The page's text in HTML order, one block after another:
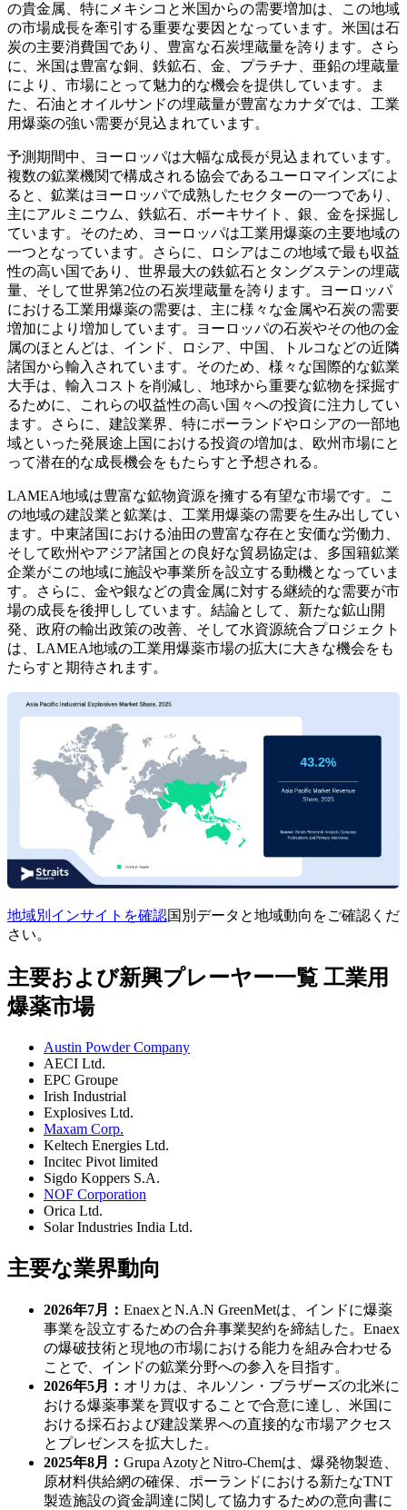
の貴金属、特にメキシコと米国からの需要増加は、この地域
の市場成長を牽引する重要な要因となっています。米国は石
炭の主要消費国であり、豊富な石炭埋蔵量を誇ります。さら
に、米国は豊富な銅、鉄鉱石、金、プラチナ、亜鉛の埋蔵量
により、市場にとって魅力的な機会を提供しています。ま
た、石油とオイルサンドの埋蔵量が豊富なカナダでは、工業
用爆薬の強い需要が見込まれています。
予測期間中、ヨーロッパは大幅な成長が見込まれています。
複数の鉱業機関で構成される協会であるユーロマインズによ
ると、鉱業はヨーロッパで成熟したセクターの一つであり、
主にアルミニウム、鉄鉱石、ボーキサイト、銀、金を採掘し
ています。そのため、ヨーロッパは工業用爆薬の主要地域の
一つとなっています。さらに、ロシアはこの地域で最も収益
性の高い国であり、世界最大の鉄鉱石とタングステンの埋蔵
量、そして世界第2位の石炭埋蔵量を誇ります。ヨーロッパ
における工業用爆薬の需要は、主に様々な金属や石炭の需要
増加により増加しています。ヨーロッパの石炭やその他の金
属のほとんどは、インド、ロシア、中国、トルコなどの近隣
諸国から輸入されています。そのため、様々な国際的な鉱業
大手は、輸入コストを削減し、地球から重要な鉱物を採掘す
るために、これらの収益性の高い国々への投資に注力してい
ます。さらに、建設業界、特にポーランドやロシアの一部地
域といった発展途上国における投資の増加は、欧州市場にと
って潜在的な成長機会をもたらすと予想される。
LAMEA地域は豊富な鉱物資源を擁する有望な市場です。こ
の地域の建設業と鉱業は、工業用爆薬の需要を生み出してい
ます。中東諸国における油田の豊富な存在と安価な労働力、
そして欧州やアジア諸国との良好な貿易協定は、多国籍鉱業
企業がこの地域に施設や事業所を設立する動機となっていま
す。さらに、金や銀などの貴金属に対する継続的な需要が市
場の成長を後押ししています。結論として、新たな鉱山開
発、政府の輸出政策の改善、そして水資源統合プロジェクト
は、LAMEA地域の工業用爆薬市場の拡大に大きな機会をも
たらすと期待されます。
地域別インサイトを確認国別データと地域動向をご確認くだ
さい。
主要および新興プレーヤー一覧 工業用
爆薬市場
Austin Powder Company
AECI Ltd.
EPC Groupe
Irish Industrial
Explosives Ltd.
Maxam Corp.
Keltech Energies Ltd.
Incitec Pivot limited
Sigdo Koppers S.A.
NOF Corporation
Orica Ltd.
Solar Industries India Ltd.
主要な業界動向
2026年7月： EnaexとN.A.N GreenMetは、インドに爆薬
事業を設立するための合弁事業契約を締結した。Enaex
の爆破技術と現地の市場における能力を組み合わせる
ことで、インドの鉱業分野への参入を目指す。
2026年5月： オリカは、ネルソン・ブラザーズの北米に
おける爆薬事業を買収することで合意に達し、米国に
おける採石および建設業界への直接的な市場アクセス
とプレゼンスを拡大した。
2025年8月： Grupa AzotyとNitro-Chemは、爆発物製造、
原材料供給網の確保、ポーランドにおける新たなTNT
製造施設の資金調達に関して協力するための意向書に